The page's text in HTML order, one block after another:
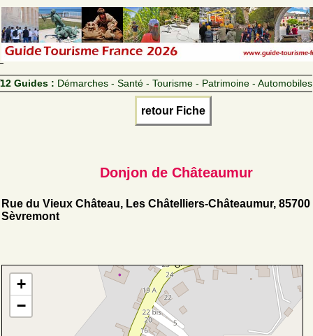
12 Guides : Démarches - Santé - Tourisme - Patrimoine - Automobiles
retour Fiche
Donjon de Châteaumur
Rue du Vieux Château, Les Châtelliers-Châteaumur, 85700
Sèvremont
+
−